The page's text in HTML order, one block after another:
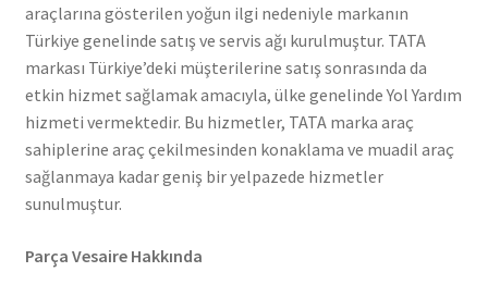
araçlarına gösterilen yoğun ilgi nedeniyle markanın
Türkiye genelinde satış ve servis ağı kurulmuştur. TATA
markası Türkiye’deki müşterilerine satış sonrasında da
etkin hizmet sağlamak amacıyla, ülke genelinde Yol Yardım
hizmeti vermektedir. Bu hizmetler, TATA marka araç
sahiplerine araç çekilmesinden konaklama ve muadil araç
sağlanmaya kadar geniş bir yelpazede hizmetler
sunulmuştur.
Parça Vesaire Hakkında